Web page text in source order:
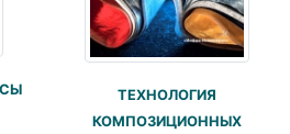
ТЕХНОЛОГИЯ
КОМПОЗИЦИОННЫХ